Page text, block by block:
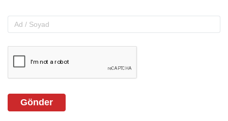
Gönder